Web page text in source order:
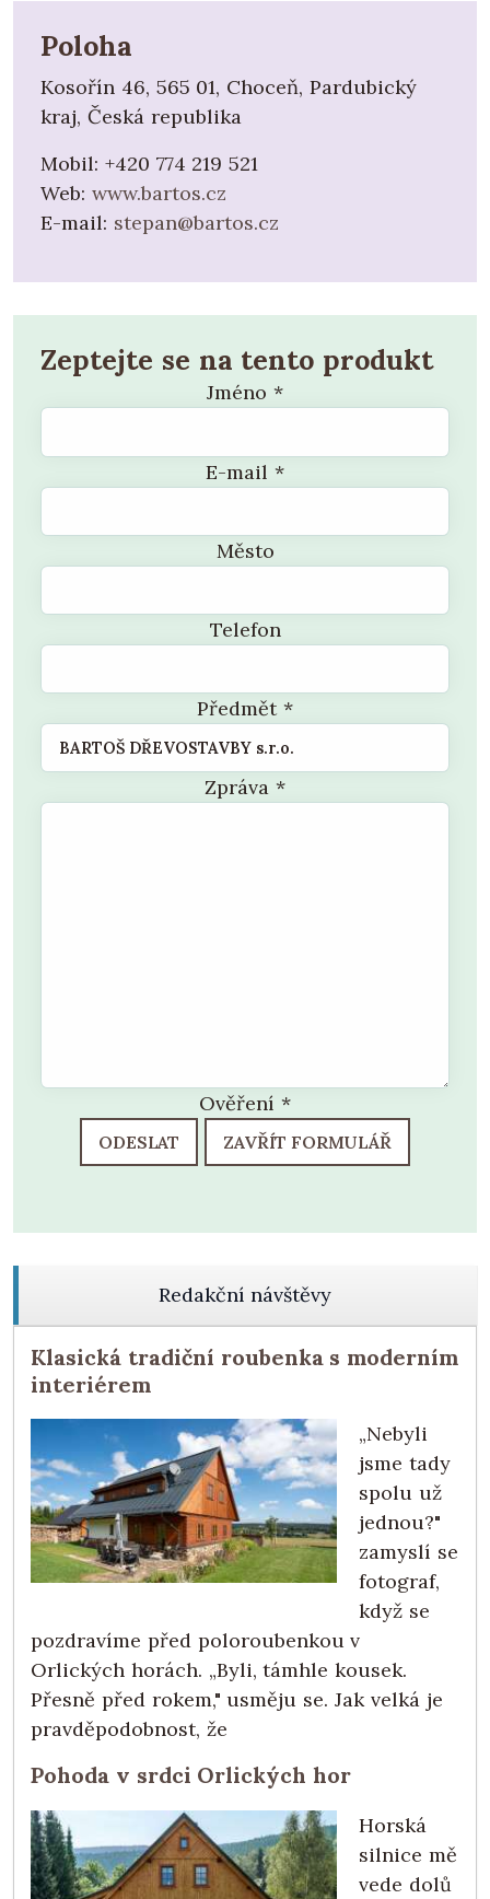
Poloha
Kosořín 46, 565 01, Choceň, Pardubický
kraj, Česká republika
Mobil: +420 774 219 521
Web: www.bartos.cz
E-mail: stepan@bartos.cz
Zeptejte se na tento produkt
Jméno *
E-mail *
Město
Telefon
Předmět*
Zpráva *
Ověření *
ODESLAT ZAVŘÍT FORMULÁŘ
Redakční návštěvy
Klasická tradiční roubenka s moderním
interiérem
„Nebyli
jsme tady
spolu už
jednou?"
zamyslí se
fotograf,
když se
pozdravíme před poloroubenkou v
Orlických horách. „Byli, támhle kousek.
Přesně před rokem," usměju se. Jak velká je
pravděpodobnost, že
Pohoda v srdci Orlických hor
Horská
silnice mě
vede dolů